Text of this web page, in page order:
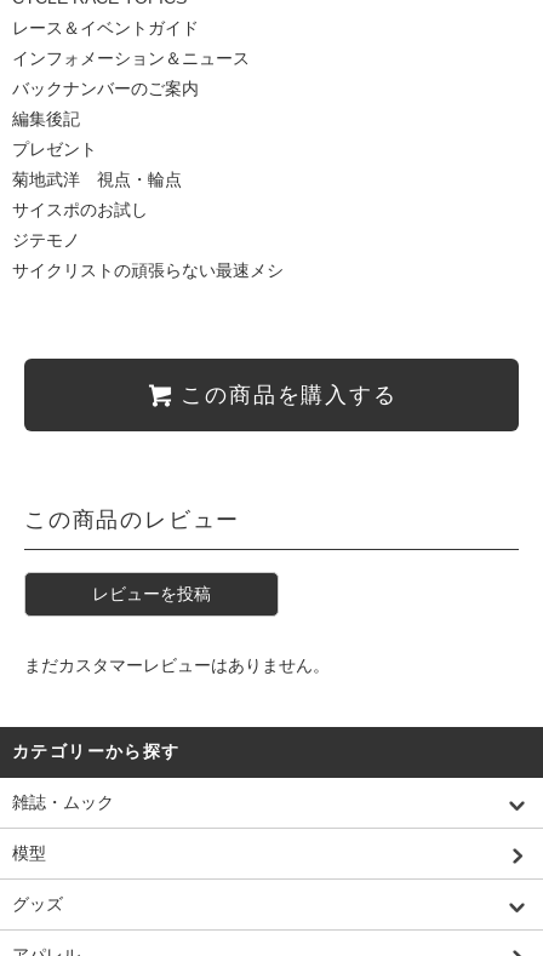
レース＆イベントガイド
インフォメーション＆ニュース
バックナンバーのご案内
編集後記
プレゼント
菊地武洋 視点・輪点
サイスポのお試し
ジテモノ
サイクリストの頑張らない最速メシ
この商品を購入する
この商品のレビュー
レビューを投稿
まだカスタマーレビューはありません。
カテゴリーから探す
雑誌・ムック
模型
グッズ